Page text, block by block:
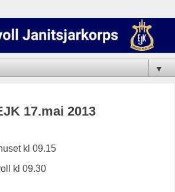
▼
17.mai 2013
kl 09.15
kl 09.30